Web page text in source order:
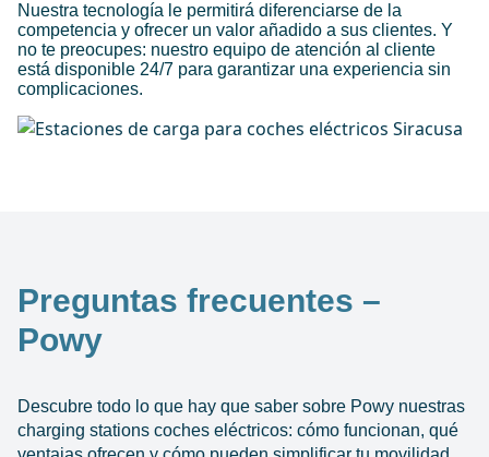
Nuestra tecnología le permitirá diferenciarse de la
competencia y ofrecer un valor añadido a sus clientes. Y
no te preocupes: nuestro equipo de atención al cliente
está disponible 24/7 para garantizar una experiencia sin
complicaciones.
Preguntas frecuentes –
Powy
Descubre todo lo que hay que saber sobre Powy nuestras
charging stations coches eléctricos: cómo funcionan, qué